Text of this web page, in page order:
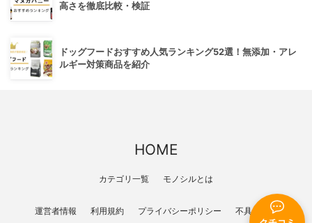
高さを徹底比較・検証
ドッグフードおすすめ人気ランキング52選！無添加・アレ
ルギー対策商品を紹介
HOME
カテゴリ一覧 モノシルとは
運営者情報 利用規約 プライバシーポリシー 不具合報告